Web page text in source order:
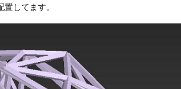
してます。